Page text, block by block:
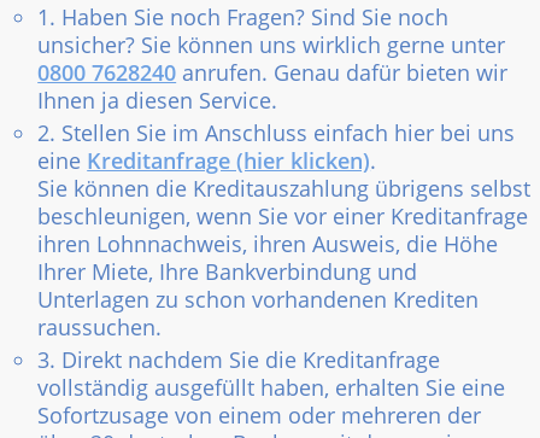
1. Haben Sie noch Fragen? Sind Sie noch
unsicher? Sie können uns wirklich gerne unter
0800 7628240 anrufen. Genau dafür bieten wir
Ihnen ja diesen Service.
2. Stellen Sie im Anschluss einfach hier bei uns
eine Kreditanfrage (hier klicken).
Sie können die Kreditauszahlung übrigens selbst
beschleunigen, wenn Sie vor einer Kreditanfrage
ihren Lohnnachweis, ihren Ausweis, die Höhe
Ihrer Miete, Ihre Bankverbindung und
Unterlagen zu schon vorhandenen Krediten
raussuchen.
3. Direkt nachdem Sie die Kreditanfrage
vollständig ausgefüllt haben, erhalten Sie eine
Sofortzusage von einem oder mehreren der